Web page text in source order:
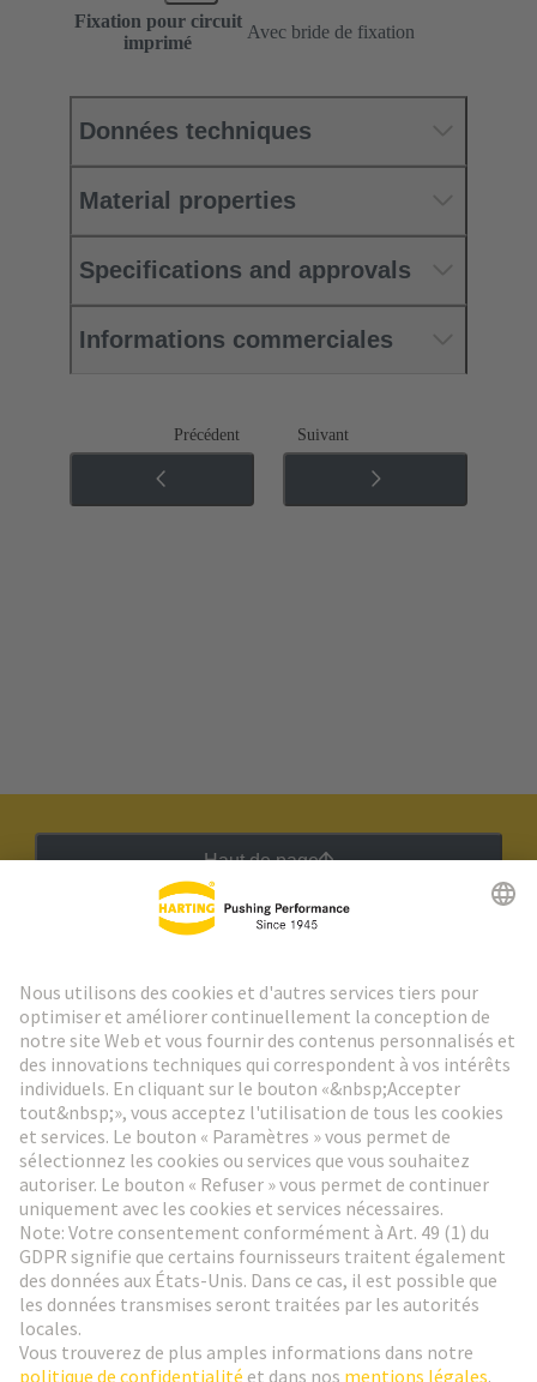
Fixation pour circuit
imprimé
Avec bride de fixation
Données techniques
Material properties
Specifications and approvals
Informations commerciales
Précédent Suivant
Haut de page
Aller à l'inscription
Social Media
France Français